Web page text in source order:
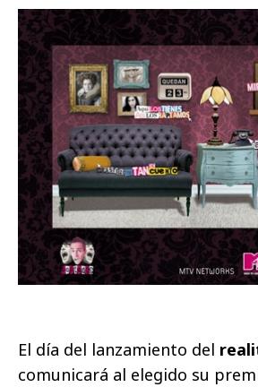
El día del lanzamiento del
comunicará al elegido su